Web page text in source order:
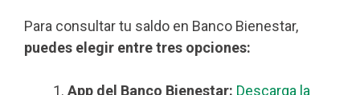
Para consultar tu saldo en Banco Bienestar,
puedes elegir entre tres opciones:
App del Banco Bienestar: Descarga la